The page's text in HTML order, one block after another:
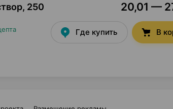
, 250
20,01 —
Где купить В